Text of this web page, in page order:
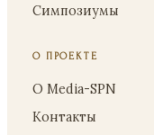
Симпозиумы
О ПРОЕКТЕ
О Media-SPN
Контакты